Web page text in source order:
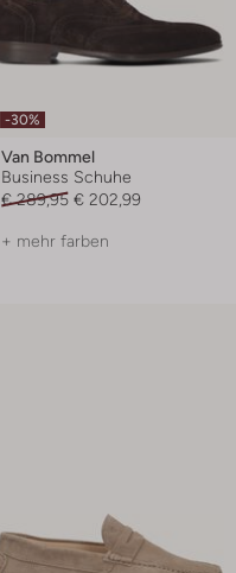
-30%
Van Bommel
Business Schuhe
€ 289,95 € 202,99
+ mehr farben